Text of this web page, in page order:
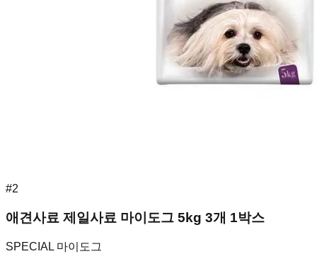
#2
애견사료 제일사료 마이도그 5kg 3개 1박스
SPECIAL 마이도그